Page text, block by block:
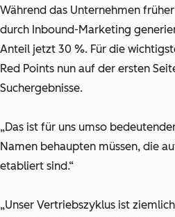
Während das Unternehmen
durch Inbound-Marketing
Anteil jetzt 30 %. Für die
Red Points nun auf der ersten
Suchergebnisse.
„Das ist für uns umso
Namen behaupten müssen, die
etabliert sind.“
„Unser Vertriebszyklus ist